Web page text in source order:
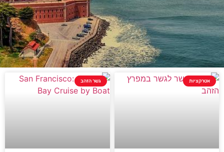
אטרקציות גשר הזהב